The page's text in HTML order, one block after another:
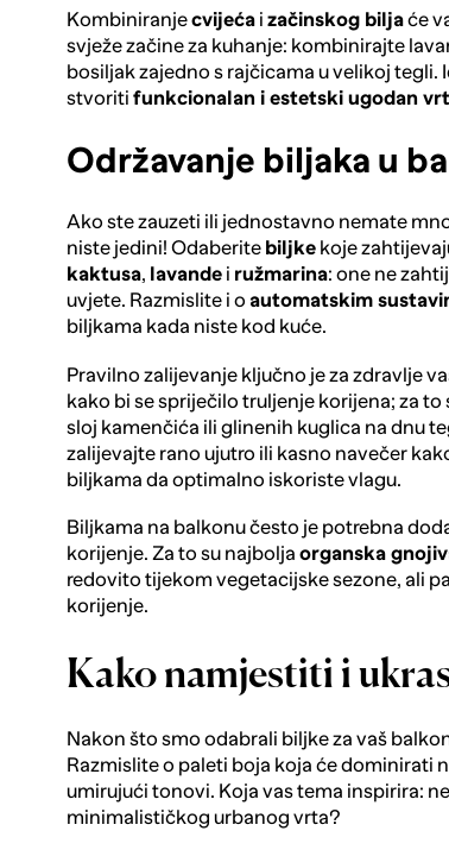
Kombiniranjecvijeća i začinskog biljaće
svježe začine za kuhanje: kombinirajte
bosiljak zajedno s rajčicama u velikoj
stvoriti funkcionalan i estetski ugodan vrt
Održavanje biljaka u
Ako ste zauzeti ili jednostavno nemate
niste jedini! Odaberite biljke koje
kaktusa, lavande i ružmarina: one ne
uvjete. Razmislite i o automatskim
biljkama kada niste kod kuće.
Pravilno zalijevanje ključno je za zdravlje
kako bi se spriječilo truljenje korijena; za
sloj kamenčića ili glinenih kuglica na dnu
zalijevajte rano ujutro ili kasno navečer
biljkama da optimalno iskoriste vlagu.
Biljkama na balkonu često je potrebna
korijenje. Za to su najbolja organska
redovito tijekom vegetacijske sezone, ali
korijenje.
Kako namjestiti i
Nakon što smo odabrali biljke za vaš
Razmislite o paleti boja koja će dominirati
umirujući tonovi. Koja vas tema inspirira:
minimalističkog urbanog vrta?